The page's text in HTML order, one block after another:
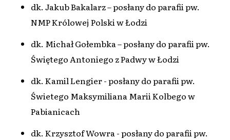
dk. Jakub Bakalarz – posłany do parafii pw.
NMP Królowej Polski w Łodzi
dk. Michał Gołembka – posłany do parafii pw.
Świętego Antoniego z Padwy w Łodzi
dk. Kamil Lengier - posłany do parafii pw.
Świetego Maksymiliana Marii Kolbego w
Pabianicach
dk. Krzysztof Wowra - posłany do parafii pw.